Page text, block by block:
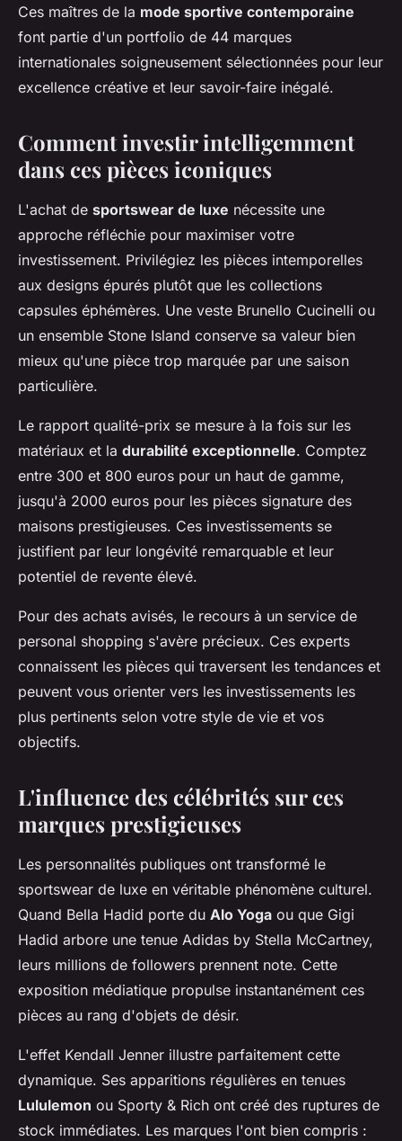
Ces maîtres de la mode sportive contemporaine
font partie d'un portfolio de 44 marques
internationales soigneusement sélectionnées pour leur
excellence créative et leur savoir-faire inégalé.
Comment investir intelligemment
dans ces pièces iconiques
L'achat de sportswear de luxe nécessite une
approche réfléchie pour maximiser votre
investissement. Privilégiez les pièces intemporelles
aux designs épurés plutôt que les collections
capsules éphémères. Une veste Brunello Cucinelli ou
un ensemble Stone Island conserve sa valeur bien
mieux qu'une pièce trop marquée par une saison
particulière.
Le rapport qualité-prix se mesure à la fois sur les
matériaux et la durabilité exceptionnelle. Comptez
entre 300 et 800 euros pour un haut de gamme,
jusqu'à 2000 euros pour les pièces signature des
maisons prestigieuses. Ces investissements se
justifient par leur longévité remarquable et leur
potentiel de revente élevé.
Pour des achats avisés, le recours à un service de
personal shopping s'avère précieux. Ces experts
connaissent les pièces qui traversent les tendances et
peuvent vous orienter vers les investissements les
plus pertinents selon votre style de vie et vos
objectifs.
L'influence des célébrités sur ces
marques prestigieuses
Les personnalités publiques ont transformé le
sportswear de luxe en véritable phénomène culturel.
Quand Bella Hadid porte du Alo Yoga ou que Gigi
Hadid arbore une tenue Adidas by Stella McCartney,
leurs millions de followers prennent note. Cette
exposition médiatique propulse instantanément ces
pièces au rang d'objets de désir.
L'effet Kendall Jenner illustre parfaitement cette
dynamique. Ses apparitions régulières en tenues
Lululemon ou Sporty & Rich ont créé des ruptures de
stock immédiates. Les marques l'ont bien compris :